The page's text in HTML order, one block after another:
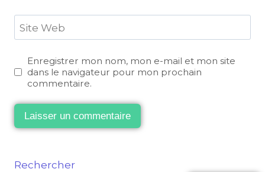
Site Web
Enregistrer mon nom, mon e-mail et mon site
dans le navigateur pour mon prochain
commentaire.
Rechercher